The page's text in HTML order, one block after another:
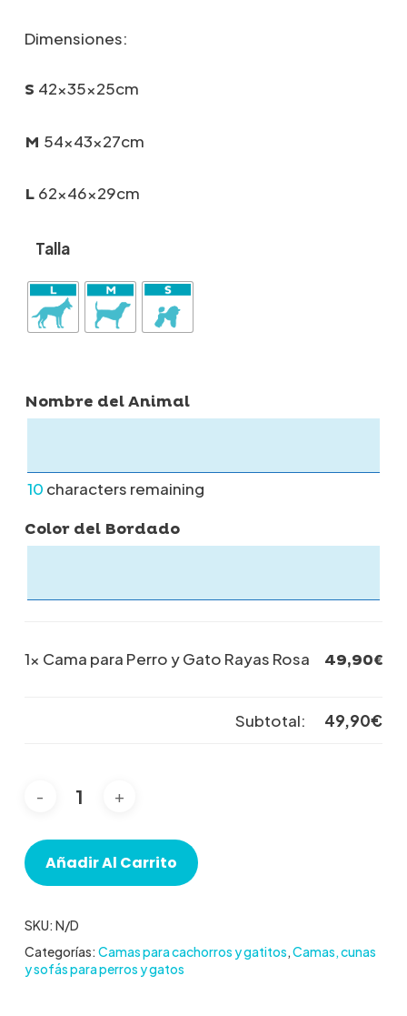
Dimensiones:
S 42x35x25cm
M 54x43x27cm
L 62x46x29cm
Talla
Nombre del Animal
10 characters remaining
Color del Bordado
1× Cama para Perro y Gato Rayas Rosa 49,90€
Subtotal: 49,90€
Añadir Al Carrito
SKU: N/D
Categorías: Camas para cachorros y gatitos,Camas, cunas
y sofás para perros y gatos